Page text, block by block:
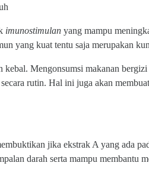
imunostimulan yang mampu
yang kuat tentu saja merupakan
Mengonsumsi makanan
rutin. Hal ini juga akan
jika ekstrak A yang ada
darah serta mampu membantu